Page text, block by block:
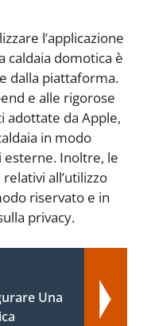
l’applicazione
caldaia domotica è
dalla piattaforma.
e alle rigorose
adottate da Apple,
in modo
Inoltre, le
all’utilizzo
riservato e in
privacy.
Una